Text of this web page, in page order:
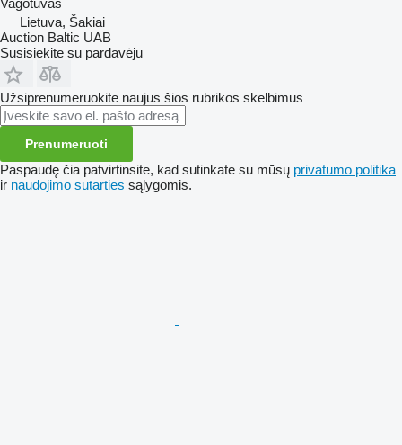
Vagotuvas
Lietuva, Šakiai
Auction Baltic UAB
Susisiekite su pardavėju
Užsiprenumeruokite naujus šios rubrikos skelbimus
Prenumeruoti
Paspaudę čia patvirtinsite, kad sutinkate su mūsų privatumo politika
ir naudojimo sutarties sąlygomis.